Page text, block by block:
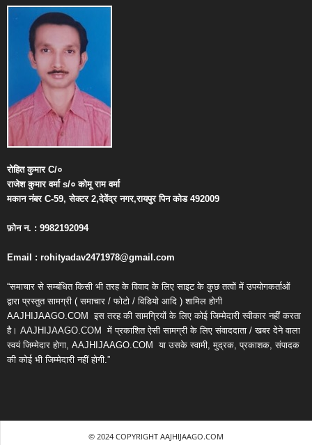
रोहित कुमारC/०
राजेश कुमार वर्माs/० कोमू राम वर्मा
मकान नंबरC-59,सेक्टर2,देवेंद्र नगर,रायपुर पिन कोड492009
फ़ोन न. : 9982192094
Email : rohityadav2471978@gmail.com
“समाचार से सम्बंधित किसी भी तरह के विवाद के लिए साइट के कुछ तत्वों में उपयोगकर्ताओं
द्वारा प्रस्तुत सामग्री ( समाचार / फोटो / विडियो आदि ) शामिल होगी
AAJHIJAAGO.COM इस तरह की सामग्रियों के लिए कोई जिम्मेदारी स्वीकार नहीं करता
है। AAJHIJAAGO.COM में प्रकाशित ऐसी सामग्री के लिए संवाददाता / खबर देने वाला
स्वयं जिम्मेदार होगा, AAJHIJAAGO.COM
या उसके स्वामी, मुद्रक, प्रकाशक, संपादक
की कोई भी जिम्मेदारी नहीं होगी.”
© 2024 COPYRIGHT AAJHIJAAGO.COM